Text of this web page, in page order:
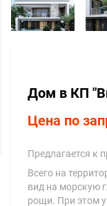
Дом в КП
Цена по
Предлагается к
Всего на
вид на морскую
рощи. При этом